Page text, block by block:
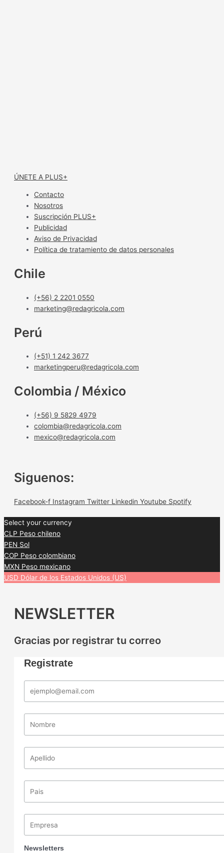
ÚNETE A PLUS+
Contacto
Nosotros
Suscripción PLUS+
Publicidad
Aviso de Privacidad
Política de tratamiento de datos personales
Chile
(+56) 2 2201 0550
marketing@redagricola.com
Perú
(+51) 1 242 3677
marketingperu@redagricola.com
Colombia / México
(+56) 9 5829 4979
colombia@redagricola.com
mexico@redagricola.com
Siguenos:
Facebook-f Instagram Twitter Linkedin Youtube Spotify
Select your currency
CLP Peso chileno
PEN Sol
COP Peso colombiano
MXN Peso mexicano
USD Dólar de los Estados Unidos (US)
NEWSLETTER
Gracias por registrar tu correo
Registrate
Newsletters